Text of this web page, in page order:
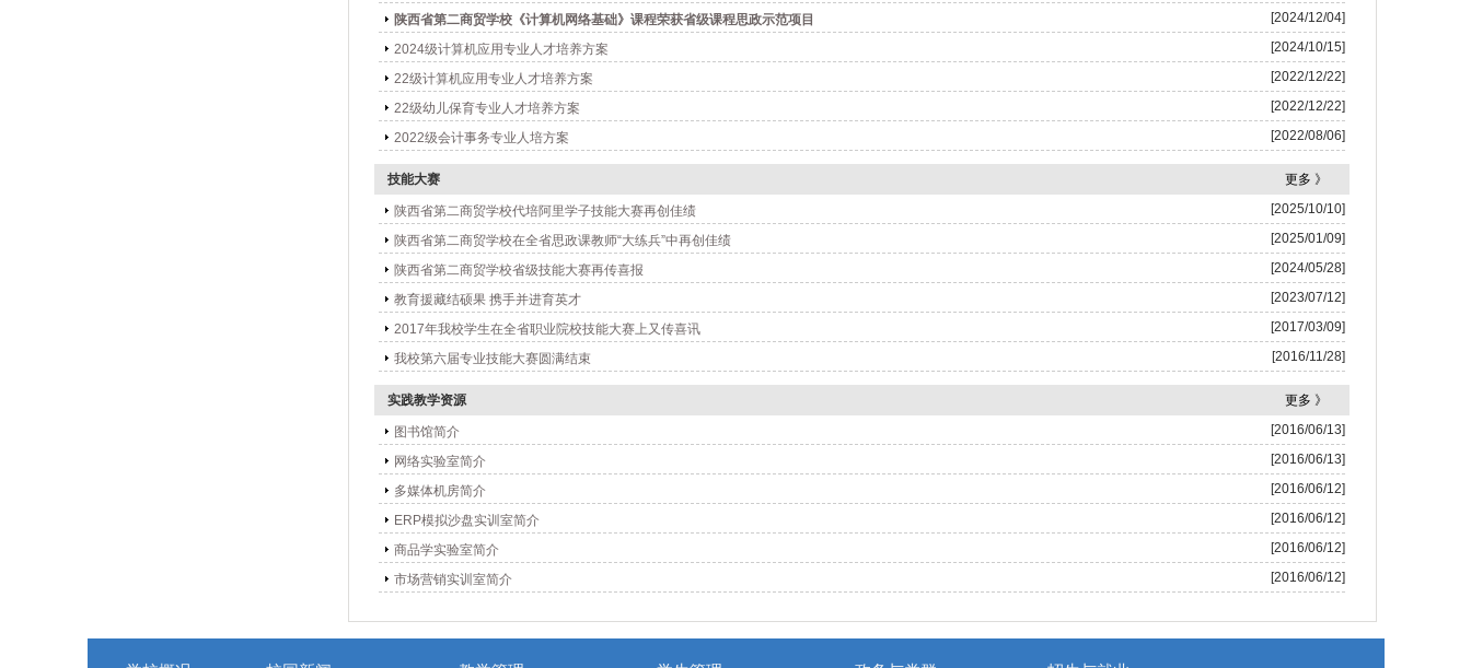
陕西省第二商贸学校《计算机网络基础》课程荣获省级课程思政示范项目 [2024/12/04]
2024级计算机应用专业人才培养方案 [2024/10/15]
22级计算机应用专业人才培养方案 [2022/12/22]
22级幼儿保育专业人才培养方案 [2022/12/22]
2022级会计事务专业人培方案 [2022/08/06]
技能大赛 更多 》
陕西省第二商贸学校代培阿里学子技能大赛再创佳绩 [2025/10/10]
陕西省第二商贸学校在全省思政课教师“大练兵”中再创佳绩 [2025/01/09]
陕西省第二商贸学校省级技能大赛再传喜报 [2024/05/28]
教育援藏结硕果 携手并进育英才 [2023/07/12]
2017年我校学生在全省职业院校技能大赛上又传喜讯 [2017/03/09]
我校第六届专业技能大赛圆满结束 [2016/11/28]
实践教学资源 更多 》
图书馆简介 [2016/06/13]
网络实验室简介 [2016/06/13]
多媒体机房简介 [2016/06/12]
ERP模拟沙盘实训室简介 [2016/06/12]
商品学实验室简介 [2016/06/12]
市场营销实训室简介 [2016/06/12]